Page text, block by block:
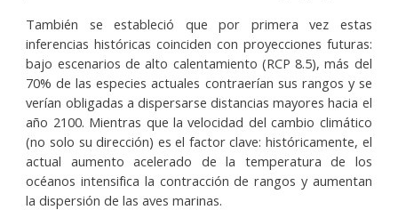
También se estableció que por primera vez estas
inferencias históricas coinciden con proyecciones futuras:
bajo escenarios de alto calentamiento (RCP 8.5), más del
70% de las especies actuales contraerían sus rangos y se
verían obligadas a dispersarse distancias mayores hacia el
año 2100. Mientras que la velocidad del cambio climático
(no solo su dirección) es el factor clave: históricamente, el
actual aumento acelerado de la temperatura de los
océanos intensifica la contracción de rangos y aumentan
la dispersión de las aves marinas.